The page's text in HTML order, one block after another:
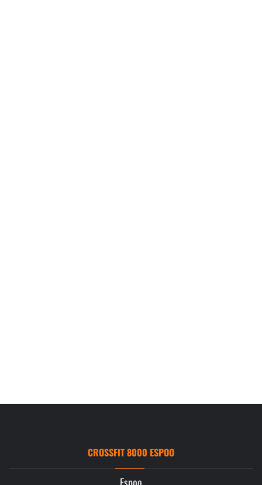
CROSSFIT 8000 ESPOO